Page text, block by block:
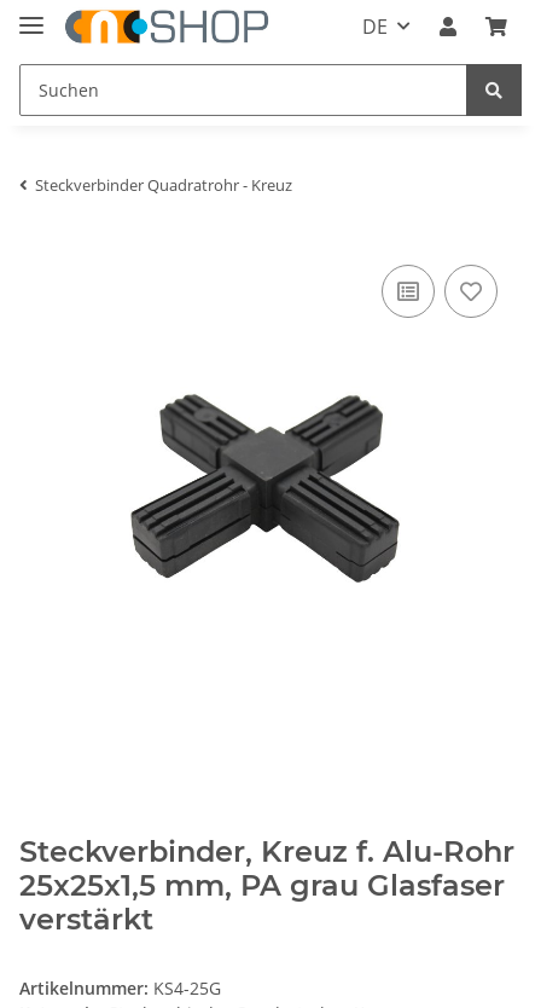
DE
Steckverbinder Quadratrohr - Kreuz
Steckverbinder, Kreuz f. Alu-Rohr
25x25x1,5 mm, PA grau Glasfaser
verstärkt
Artikelnummer: KS4-25G